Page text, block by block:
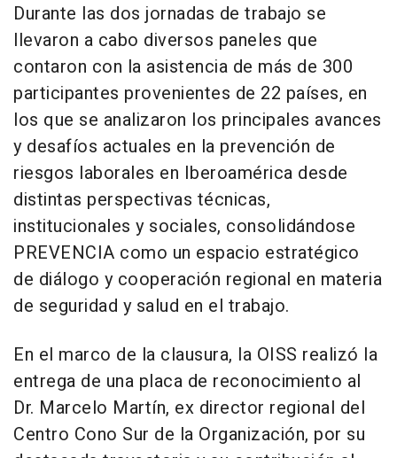
Durante las dos jornadas de trabajo se
llevaron a cabo diversos paneles que
contaron con la asistencia de más de 300
participantes provenientes de 22 países, en
los que se analizaron los principales avances
y desafíos actuales en la prevención de
riesgos laborales en Iberoamérica desde
distintas perspectivas técnicas,
institucionales y sociales, consolidándose
PREVENCIA como un espacio estratégico
de diálogo y cooperación regional en materia
de seguridad y salud en el trabajo.
En el marco de la clausura, la OISS realizó la
entrega de una placa de reconocimiento al
Dr. Marcelo Martín, ex director regional del
Centro Cono Sur de la Organización, por su